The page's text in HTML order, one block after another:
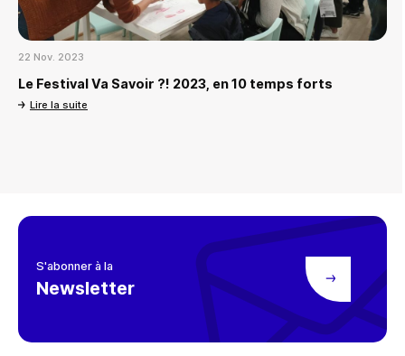
22 Nov. 2023
Le Festival Va Savoir ?! 2023, en 10 temps forts
Lire la suite
S'abonner à la
Newsletter